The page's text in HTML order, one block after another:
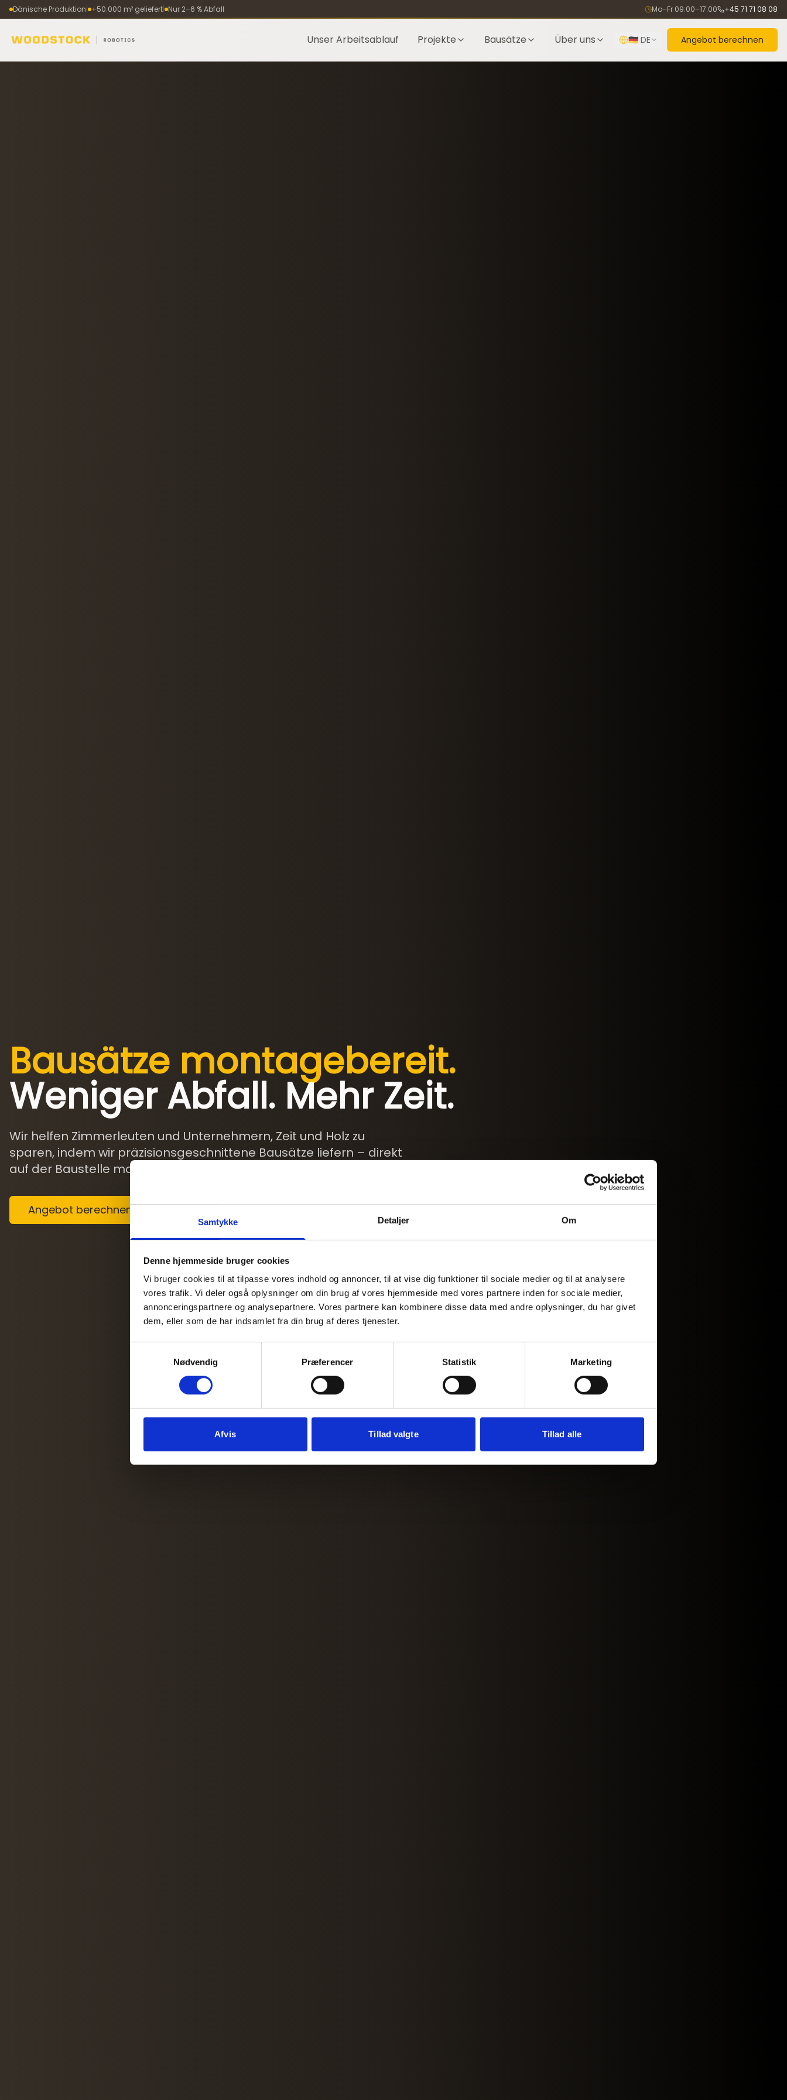
Samtykke Detaljer Om
Denne hjemmeside bruger cookies
Vi bruger cookies til at tilpasse vores indhold og annoncer, til at vise dig funktioner til sociale medier og til at analysere
vores trafik. Vi deler også oplysninger om din brug af vores hjemmeside med vores partnere inden for sociale medier,
annonceringspartnere og analysepartnere. Vores partnere kan kombinere disse data med andre oplysninger, du har givet
dem, eller som de har indsamlet fra din brug af deres tjenester.
Nødvendig
Præferencer Statistik Marketing
Afvis Tillad valgte Tillad alle
Dänische Produktion +50.000 m² geliefert Nur 2–6 % Abfall Mo–Fr 09:00–17:00 +45 71 71 08 08
Unser Arbeitsablauf Projekte Bausätze Über uns 🇩🇪 DE Angebot berechnen
Bausätze montagebereit.
Weniger Abfall. Mehr Zeit.
Wir helfen Zimmerleuten und Unternehmern, Zeit und Holz zu
sparen, indem wir präzisionsgeschnittene Bausätze liefern – direkt
auf der Baustelle montagebereit.
Angebot berechnen